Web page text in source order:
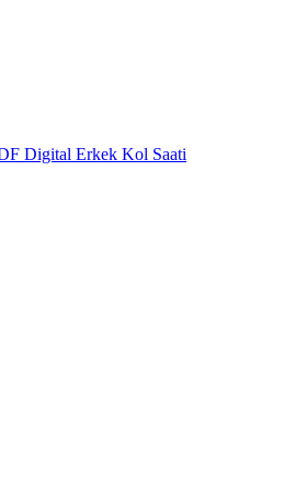
Digital Erkek Kol Saati